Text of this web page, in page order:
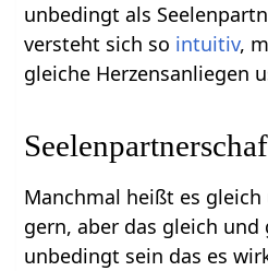
unbedingt als
versteht sich so intuitiv,
gleiche Herzensanliegen
Manchmal heißt es
gern, aber das gleich
unbedingt sein das es